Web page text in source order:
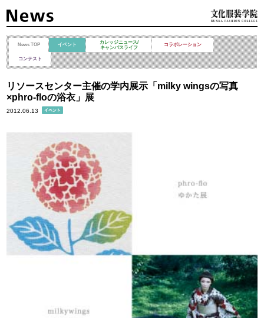
News TOP イベント
カレッジニュース/
キャンパスライフ
コラボレーション
コンテスト
リソースセンター主催の学内展示「milky wingsの写真
×phro-floの浴衣」展
2012.06.13